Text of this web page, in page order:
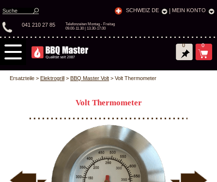
SCHWEIZ DE MEIN KONTO
041 210 27 85
Telefonzeiten Montag - Freitag
09.00-11.30 | 13.30-17.00
0 0
Ersatzteile > Elektrogrill > BBQ Master Volt > Volt Thermometer
Volt Thermometer